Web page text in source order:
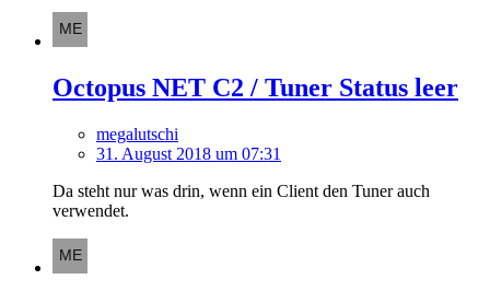
Octopus NET C2 / Tuner Status leer
megalutschi
31. August 2018 um 07:31
Da steht nur was drin, wenn ein Client den Tuner auch
verwendet.